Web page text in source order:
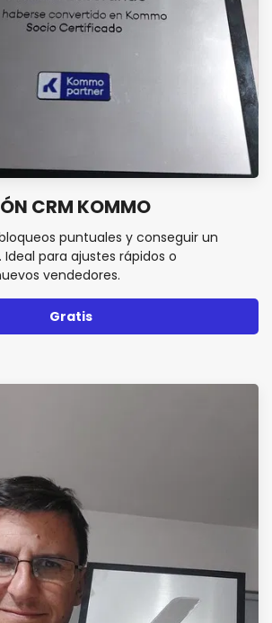
CRM KOMMO
puntuales y conseguir un
para ajustes rápidos o
vendedores.
Gratis